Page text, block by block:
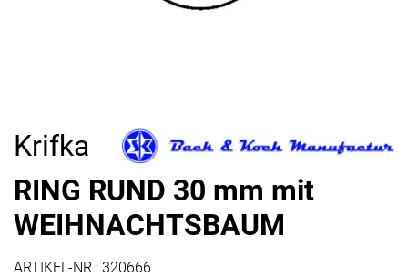
Krifka
RING RUND 30 mm mit
WEIHNACHTSBAUM
ARTIKEL-NR.: 320666